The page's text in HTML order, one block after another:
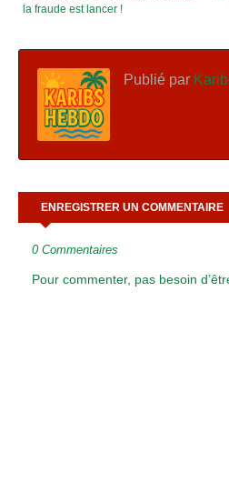
la fraude est lancer !
Publié par
ENREGISTRER UN COMMENTAIRE
0 Commentaires
Pour commenter, pas besoin